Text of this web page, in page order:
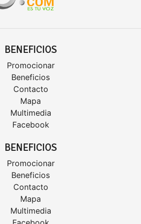
BENEFICIOS
Promocionar
Beneficios
Contacto
Mapa
Multimedia
Facebook
BENEFICIOS
Promocionar
Beneficios
Contacto
Mapa
Multimedia